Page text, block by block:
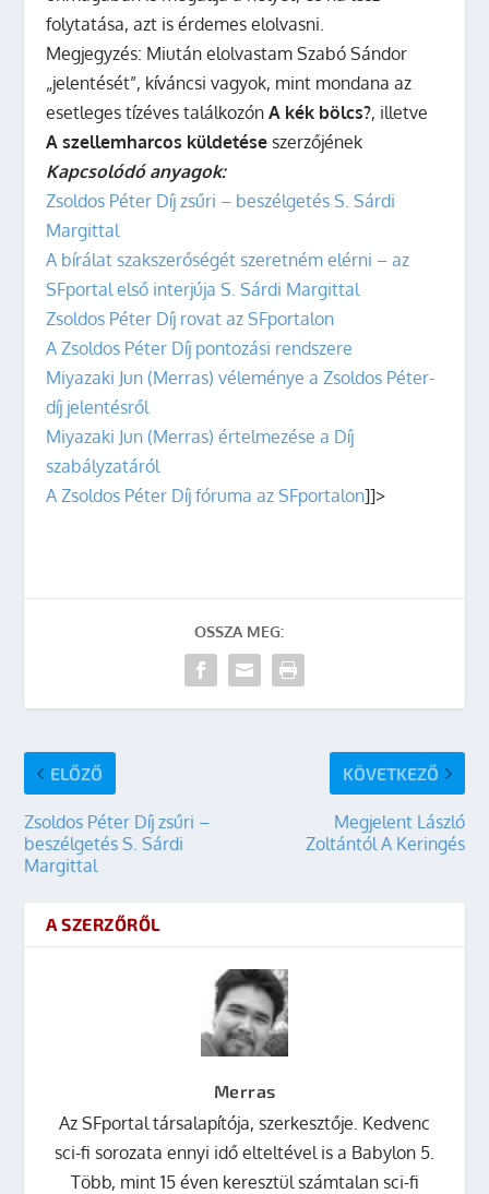
folytatása, azt is érdemes elolvasni.
Megjegyzés: Miután elolvastam Szabó Sándor
„jelentését”, kíváncsi vagyok, mint mondana az
esetleges tízéves találkozónA kék bölcs?, illetve
A szellemharcos küldetése szerzőjének
Kapcsolódó anyagok:
Zsoldos Péter Díj zsűri – beszélgetés S. Sárdi
Margittal
A bírálat szakszerőségét szeretném elérni – az
SFportal első interjúja S. Sárdi Margittal
Zsoldos Péter Díj rovat az SFportalon
A Zsoldos Péter Díj pontozási rendszere
Miyazaki Jun (Merras) véleménye a Zsoldos Péter-
díj jelentésről
Miyazaki Jun (Merras) értelmezése a Díj
szabályzatáról
A Zsoldos Péter Díj fóruma az SFportalon]]>
OSSZA MEG:
ELŐZŐ
Zsoldos Péter Díj zsűri –
beszélgetés S. Sárdi
Margittal
KÖVETKEZŐ
Megjelent László
Zoltántól A Keringés
A SZERZŐRŐL
Merras
Az SFportal társalapítója, szerkesztője. Kedvenc
sci-fi sorozata ennyi idő elteltével is a Babylon 5.
Több, mint 15 éven keresztül számtalan sci-fi